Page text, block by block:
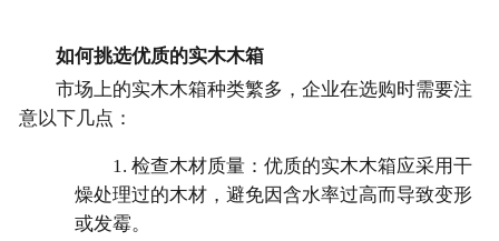
如何挑选优质的实木木箱
市场上的实木木箱种类繁多，企业在选购时需要注
意以下几点：
1. 检查木材质量：优质的实木木箱应采用干
燥处理过的木材，避免因含水率过高而导致变形
或发霉。